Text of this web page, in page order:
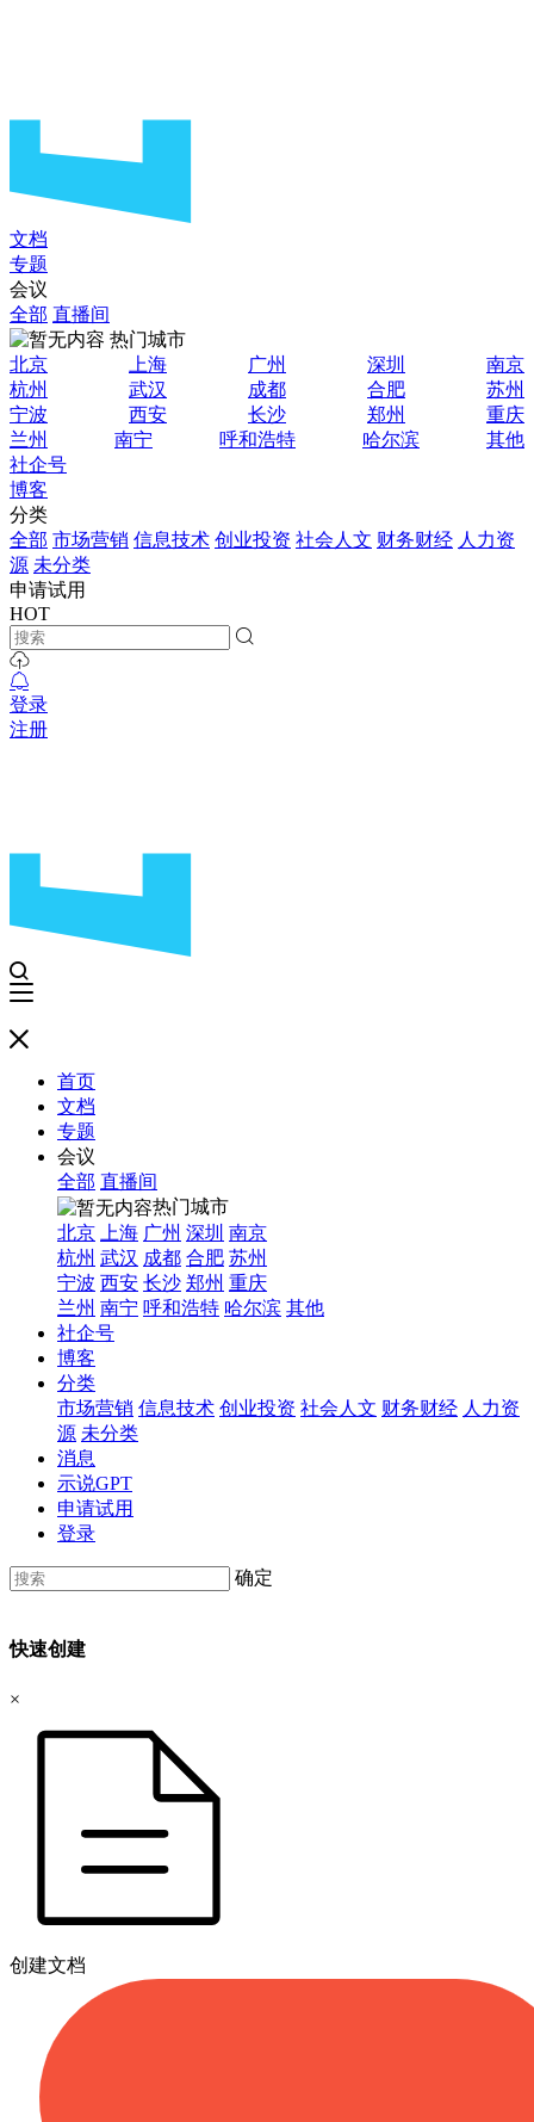
文档
专题
会议
全部 直播间
热门城市
北京
上海 广州 深圳
南京
杭州
武汉 成都 合肥
苏州
宁波
西安 长沙 郑州
重庆
兰州
南宁 呼和浩特 哈尔滨
其他
社企号
博客
分类
全部 市场营销 信息技术 创业投资 社会人文 财务财经 人力资
源 未分类
申请试用
HOT
登录
注册
首页
文档
专题
会议
全部 直播间
热门城市
北京
上海 广州 深圳 南京
杭州 武汉 成都 合肥 苏州
宁波 西安 长沙 郑州 重庆
兰州 南宁 呼和浩特 哈尔滨 其他
社企号
博客
分类
市场营销 信息技术 创业投资 社会人文 财务财经 人力资
源 未分类
消息
示说GPT
申请试用
登录
确定
快速创建
×
创建文档